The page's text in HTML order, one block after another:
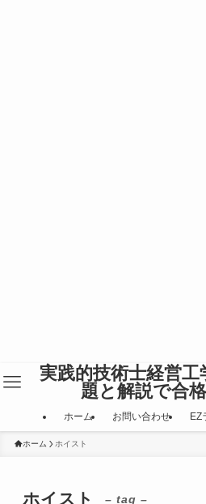
実践的技術士経営工
題と解説で合
ホーム お問い合わせ EZ
ホーム ホイスト
ホイスト – tag –